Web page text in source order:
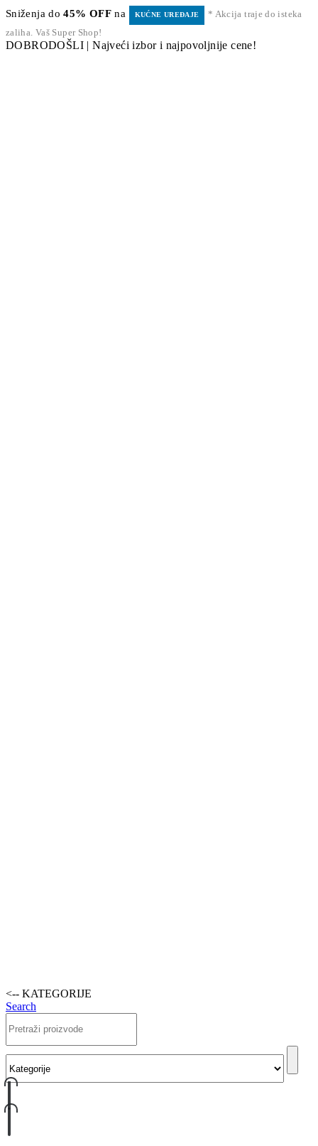
Sniženja do45% OFF na KUĆNE UREĐAJE
* Akcija traje do isteka
zaliha. Vaš Super Shop!
DOBRODOŠLI | Najveći izbor i najpovoljnije cene!
<-- KATEGORIJE
Search